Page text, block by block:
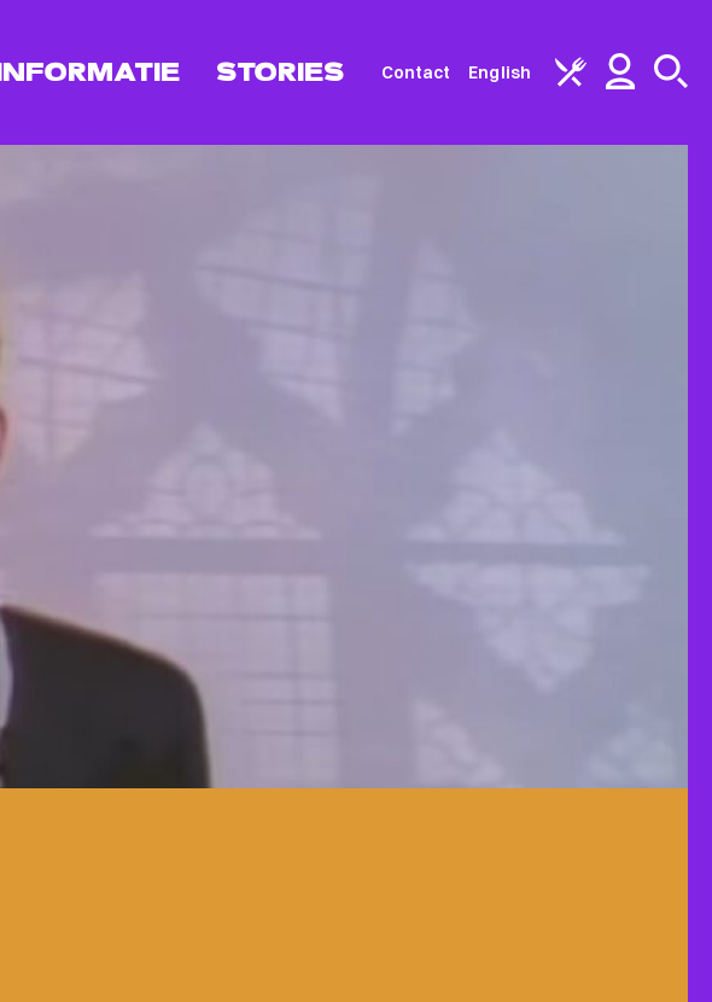
STORIES Contact English